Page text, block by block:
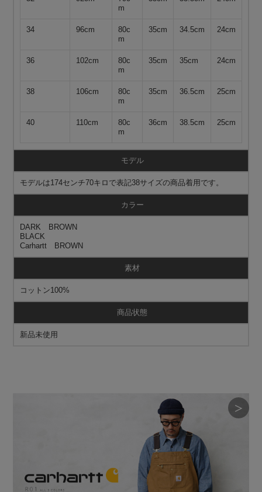
m
34 96cm
80c
m
35cm 34.5cm 24cm
36 102cm
80c
m
35cm 35cm 24cm
38 106cm
80c
m
35cm 36.5cm 25cm
40 110cm
80c
m
36cm 38.5cm 25cm
モデル
モデルは174センチ70キロで表記38サイズの商品着用です。
カラー
DARK BROWN
BLACK
Carhartt BROWN
素材
コットン100%
商品状態
新品未使用
＞